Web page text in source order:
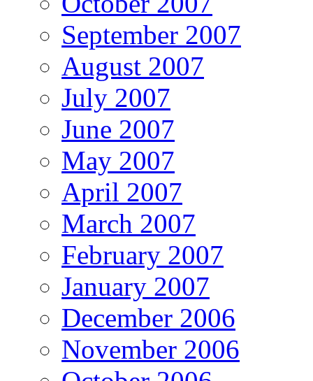
September 2007
August 2007
July 2007
June 2007
May 2007
April 2007
March 2007
February 2007
January 2007
December 2006
November 2006